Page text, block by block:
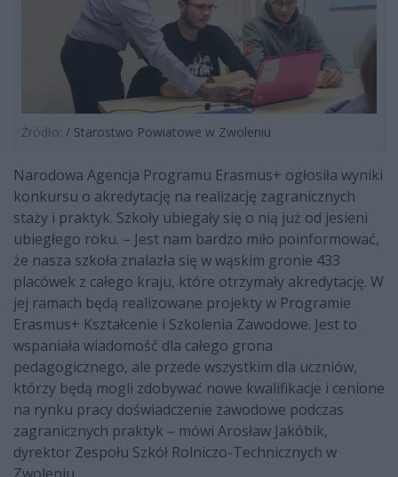
Źródło: / Starostwo Powiatowe w Zwoleniu
Narodowa Agencja Programu Erasmus+ ogłosiła wyniki
konkursu o akredytację na realizację zagranicznych
staży i praktyk. Szkoły ubiegały się o nią już od jesieni
ubiegłego roku. – Jest nam bardzo miło poinformować,
że nasza szkoła znalazła się w wąskim gronie 433
placówek z całego kraju, które otrzymały akredytację. W
jej ramach będą realizowane projekty w Programie
Erasmus+ Kształcenie i Szkolenia Zawodowe. Jest to
wspaniała wiadomość dla całego grona
pedagogicznego, ale przede wszystkim dla uczniów,
którzy będą mogli zdobywać nowe kwalifikacje i cenione
na rynku pracy doświadczenie zawodowe podczas
zagranicznych praktyk – mówi Arosław Jakóbik,
dyrektor Zespołu Szkół Rolniczo-Technicznych w